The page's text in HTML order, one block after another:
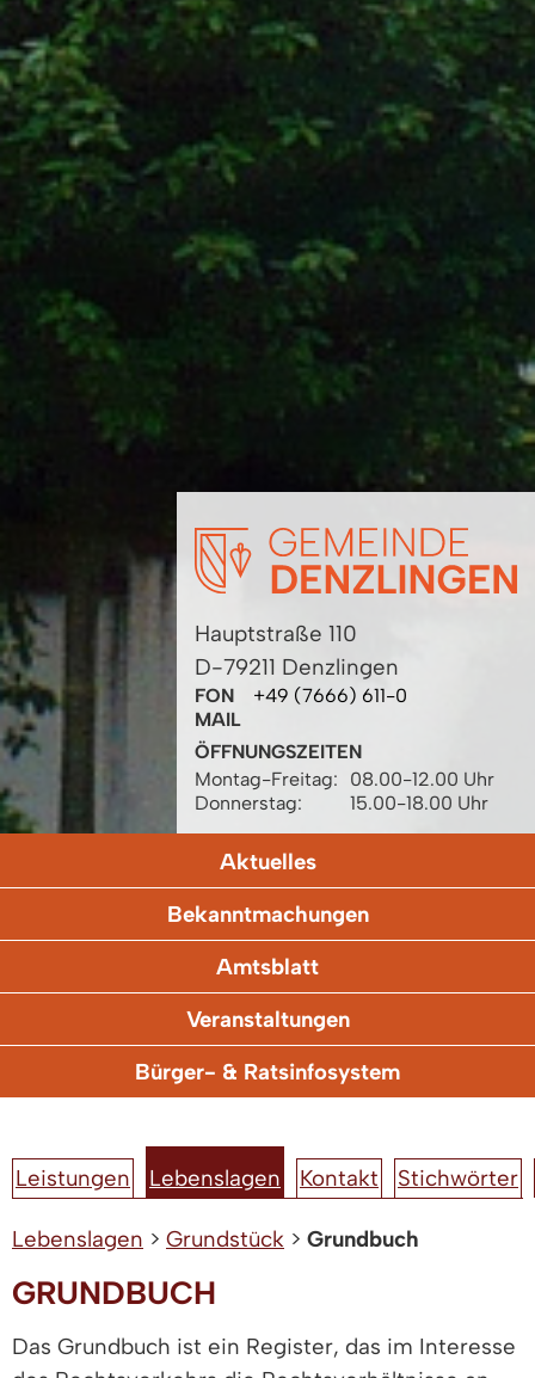
Hauptstraße 110
D-79211 Denzlingen
FON
+49 (7666) 611-0
MAIL
ÖFFNUNGSZEITEN
Montag-Freitag:
08.00-12.00 Uhr
Donnerstag:
15.00-18.00 Uhr
Aktuelles
Bekanntmachungen
Amtsblatt
Veranstaltungen
Bürger- & Ratsinfosystem
Leistungen Lebenslagen Kontakt Stichwörter
Lebenslagen > Grundstück > Grundbuch
GRUNDBUCH
Das Grundbuch ist ein Register, das im Interesse